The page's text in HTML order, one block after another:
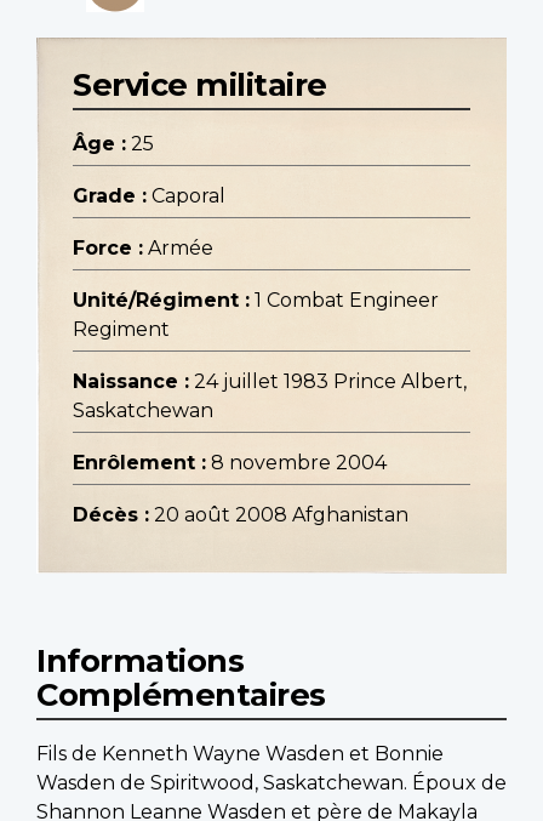
Service militaire
Âge : 25
Grade : Caporal
Force : Armée
Unité/Régiment : 1 Combat Engineer
Regiment
Naissance : 24 juillet 1983 Prince Albert,
Saskatchewan
Enrôlement : 8 novembre 2004
Décès : 20 août 2008 Afghanistan
Informations
Complémentaires
Fils de Kenneth Wayne Wasden et Bonnie
Wasden de Spiritwood, Saskatchewan. Époux de
Shannon Leanne Wasden et père de Makayla